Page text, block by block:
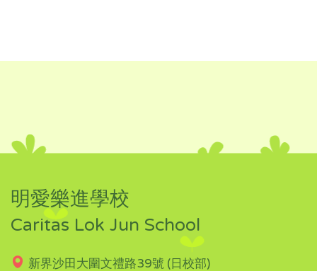
明愛樂進學校
Caritas Lok Jun School
新界沙田大圍文禮路39號 (日校部)